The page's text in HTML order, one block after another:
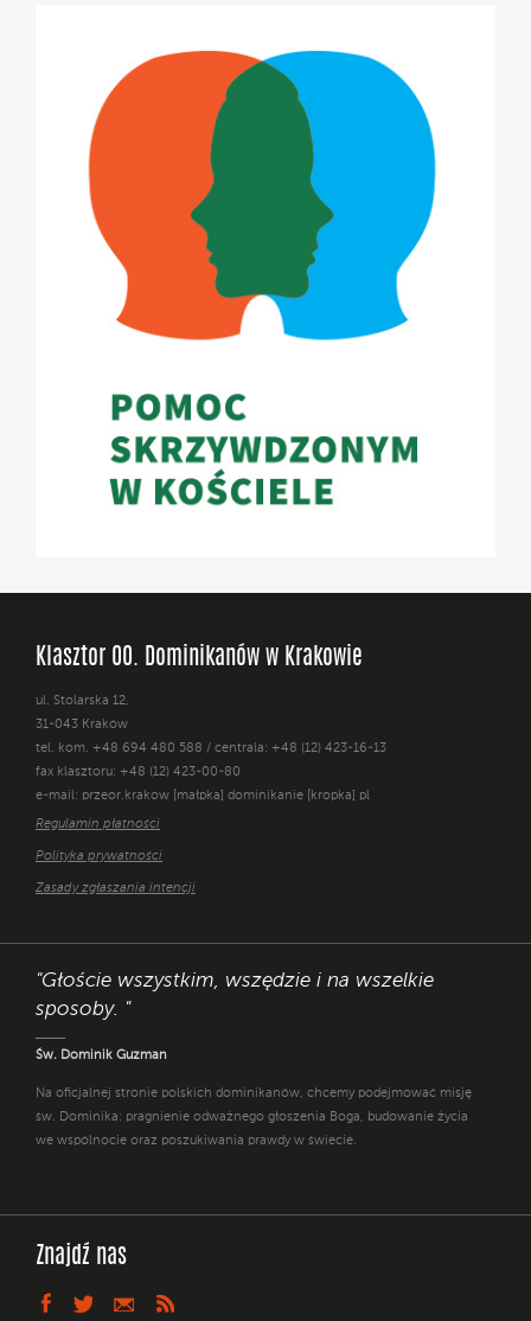
Klasztor OO. Dominikanów w Krakowie
ul. Stolarska 12,
31-043 Kraków
tel. kom. +48 694 480 588 / centrala: +48 (12) 423-16-13
fax klasztoru: +48 (12) 423-00-80
e-mail: przeor.krakow [małpka] dominikanie [kropka] pl
Regulamin płatności
Polityka prywatności
Zasady zgłaszania intencji
"Głoście wszystkim, wszędzie i na wszelkie
sposoby. "
Św. Dominik Guzman
Na oficjalnej stronie polskich dominikanów, chcemy podejmować misję
św. Dominika: pragnienie odważnego głoszenia Boga, budowanie życia
we wspólnocie oraz poszukiwania prawdy w świecie.
Znajdź nas